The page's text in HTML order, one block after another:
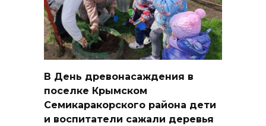
В День древонасаждения в
поселке Крымском
Семикаракорского района дети
и воспитатели сажали деревья